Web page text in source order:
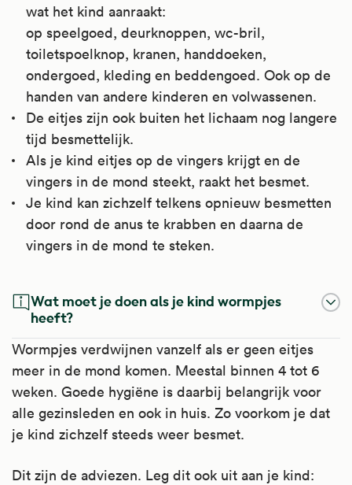
wat het kind aanraakt:
op speelgoed, deurknoppen, wc-bril,
toiletspoelknop, kranen, handdoeken,
ondergoed, kleding en beddengoed. Ook op de
handen van andere kinderen en volwassenen.
De eitjes zijn ook buiten het lichaam nog langere
tijd besmettelijk.
Als je kind eitjes op de vingers krijgt en de
vingers in de mond steekt, raakt het besmet.
Je kind kan zichzelf telkens opnieuw besmetten
door rond de anus te krabben en daarna de
vingers in de mond te steken.
Wat moet je doen als je kind wormpjes
heeft?
Wormpjes verdwijnen vanzelf als er geen eitjes
meer in de mond komen. Meestal binnen 4 tot 6
weken. Goede hygiëne is daarbij belangrijk voor
alle gezinsleden en ook in huis. Zo voorkom je dat
je kind zichzelf steeds weer besmet.
Dit zijn de adviezen. Leg dit ook uit aan je kind: